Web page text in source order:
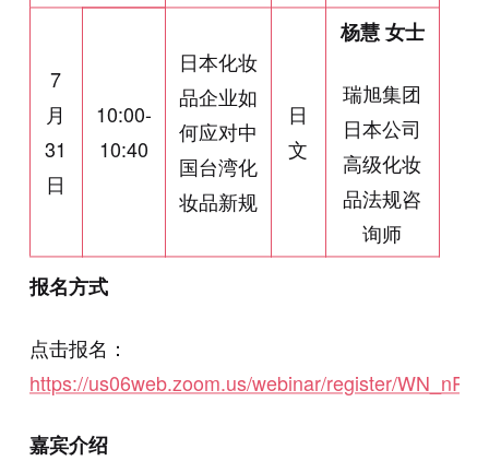
7
月
31
日
10:00-
10:40
日本化妆
品企业如
何应对中
国台湾化
妆品新规
日
文
杨慧 女士
瑞旭集团
日本公司
高级化妆
品法规咨
询师
报名方式
点击报名：
https://us06web.zoom.us/webinar/register/
嘉宾介绍